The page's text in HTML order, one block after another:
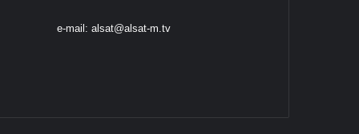
e-mail: alsat@alsat-m.tv